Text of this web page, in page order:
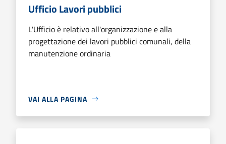
Ufficio Lavori pubblici
L'Ufficio è relativo all'organizzazione e alla
progettazione dei lavori pubblici comunali, della
manutenzione ordinaria
VAI ALLA PAGINA